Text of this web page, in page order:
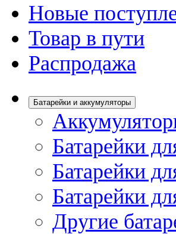
Новые
Товар в пути
Распродажа
Батарейки и аккумуляторы
Батарейки
Батарейки
Батарейки
Другие